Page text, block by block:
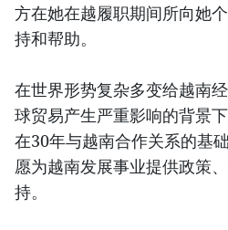
方在她在越履职期间所向她
持和帮助。
在世界形势复杂多变给越南
球贸易产生严重影响的背景
在30年与越南合作关系的基
愿为越南发展事业提供政策
持。